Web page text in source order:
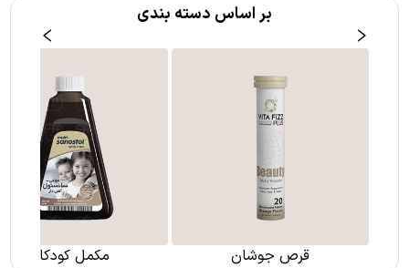
بر اساس دسته بندی
قرص جوشان مکمل کودکان